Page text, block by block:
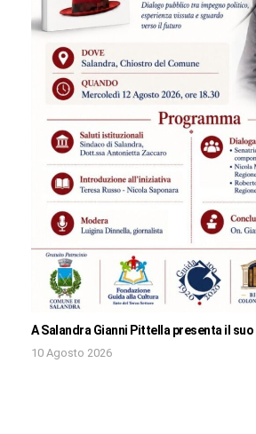
A Salandra Gianni Pittella presenta il
10 Agosto 2026